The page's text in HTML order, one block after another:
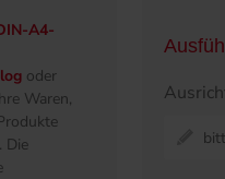
A4-
oder
Waren,
Die